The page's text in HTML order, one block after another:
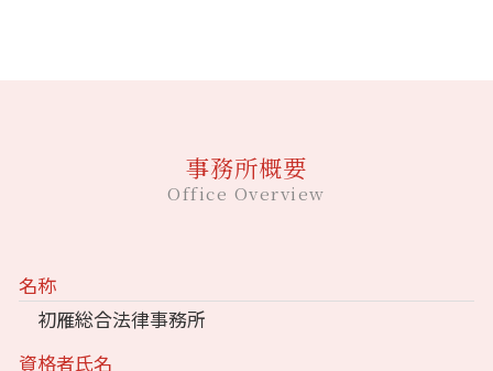
事務所概要
Office Overview
名称
初雁総合法律事務所
資格者氏名